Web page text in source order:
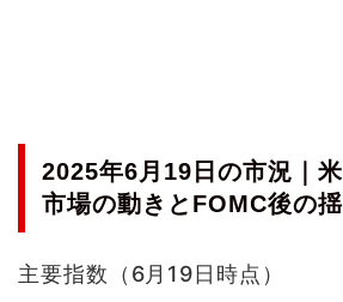
2025年6月19日の市況｜
市場の動きとFOMC後の
主要指数（6月19日時点）